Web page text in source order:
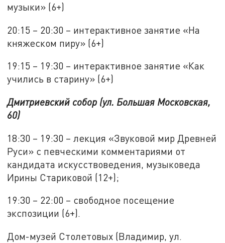
музыки» (6+)
20:15 – 20:30 – интерактивное занятие «На
княжеском пиру» (6+)
19:15 – 19:30 – интерактивное занятие «Как
учились в старину» (6+)
Дмитриевский собор (ул. Большая Московская,
60)
18:30 – 19:30 – лекция «Звуковой мир Древней
Руси» с певческими комментариями от
кандидата искусствоведения, музыковеда
Ирины Стариковой (12+);
19:30 – 22:00 – свободное посещение
экспозиции (6+).
Дом-музей Столетовых (Владимир, ул.